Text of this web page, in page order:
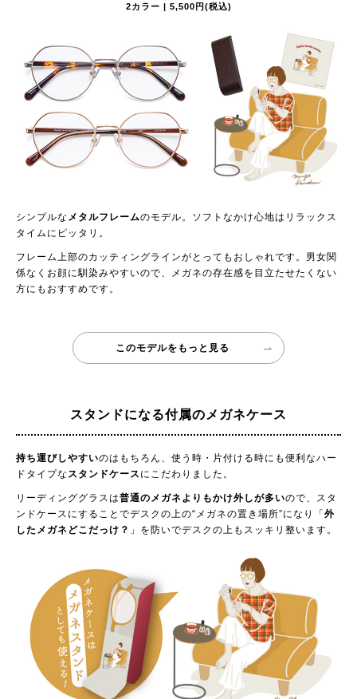
2カラー | 5,500円(税込)
シンプルな メタルフレームのモデル。ソフトなかけ心地はリラックス
タイムにピッタリ。
フレーム上部のカッティングラインがとってもおしゃれです。男女関
係なくお顔に馴染みやすいので、メガネの存在感を目立たせたくない
方にもおすすめです。
このモデルをもっと見る
スタンドになる付属のメガネケース
持ち運びしやすいのはもちろん、使う時・片付ける時にも便利なハー
ドタイプな スタンドケース にこだわりました。
リーディンググラスは普通のメガネよりもかけ外しが多いので、スタ
ンドケースにすることでデスクの上の“メガネの置き場所”になり「 外
したメガネどこだっけ？ 」を防いでデスクの上もスッキリ整います。